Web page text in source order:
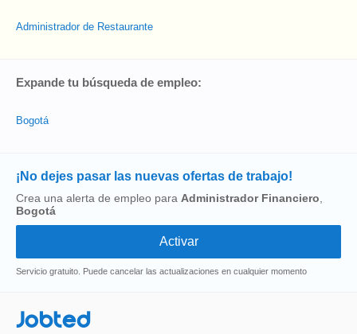
Administrador de Restaurante
Expande tu búsqueda de empleo:
Bogotá
¡No dejes pasar las nuevas ofertas de trabajo!
Crea una alerta de empleo para Administrador Financiero
Bogotá
Servicio gratuito. Puede cancelar las actualizaciones en cualquier momento
Jobted